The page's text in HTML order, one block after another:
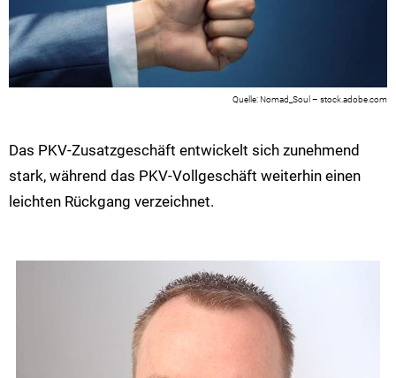
Nomad_Soul – stock.adobe.com
Das PKV-Zusatzgeschäft entwickelt sich zunehmend
stark, während das PKV-Vollgeschäft weiterhin einen
leichten Rückgang verzeichnet.